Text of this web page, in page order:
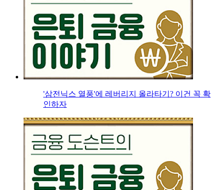
'삼전닉스 열풍'에 레버리지 올라타기? 이건 꼭 확
인하자